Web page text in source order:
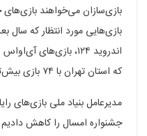
بازی‌هایی مورد انتظار که سال
که استان تهران با ۷۴ بازی بیش‌ترین اثر را داشته است.
مدیرعامل بنیاد ملی بازی‌های
جشنواره امسال را کاهش